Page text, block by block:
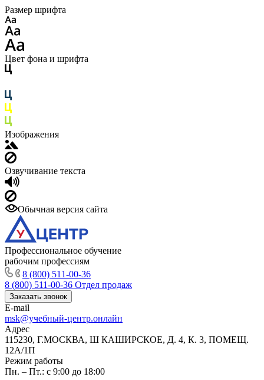
Размер шрифта
Цвет фона и шрифта
Изображения
Озвучивание текста
Обычная версия сайта
Профессиональное обучение
рабочим профессиям
8 (800) 511-00-36
8 (800) 511-00-36 Отдел продаж
Заказать звонок
E-mail
msk@учебный-центр.онлайн
Адрес
115230, Г.МОСКВА, Ш КАШИРСКОЕ, Д. 4, К. 3, ПОМЕЩ.
12А/1П
Режим работы
Пн. – Пт.: с 9:00 до 18:00